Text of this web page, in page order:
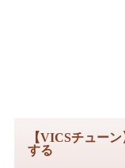
【VICSチュー
する